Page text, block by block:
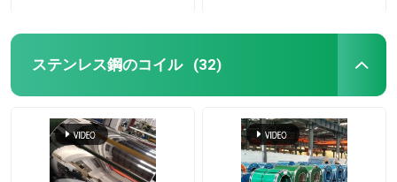
ステンレス鋼のコイル (32)